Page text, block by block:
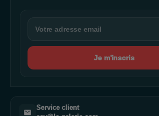
un véritable paradis du shopping. Les
visiteurs de profiter pleinement de
proposée. Les enseignes présentes dans le
Courir, Bleu Libellule et Intersport. Chaque
Je m'inscris
Service client